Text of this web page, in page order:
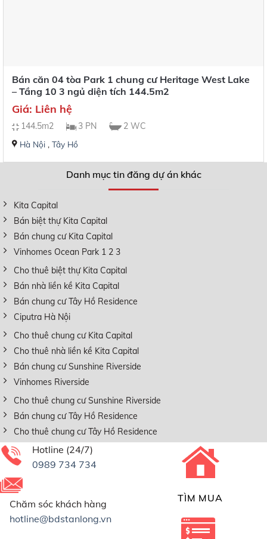
Bán căn 04 tòa Park 1 chung cư Heritage West Lake
– Tầng 10 3 ngủ diện tích 144.5m2
Giá: Liên hệ
144.5m2 3 PN 2 WC
Hà Nội, Tây Hồ
Danh mục tin đăng dự án khác
Kita Capital
Bán biệt thự Kita Capital
Bán chung cư Kita Capital
Vinhomes Ocean Park 1 2 3
Cho thuê biệt thự Kita Capital
Bán nhà liền kề Kita Capital
Bán chung cư Tây Hồ Residence
Ciputra Hà Nội
Cho thuê chung cư Kita Capital
Cho thuê nhà liền kề Kita Capital
Bán chung cư Sunshine Riverside
Vinhomes Riverside
Cho thuê chung cư Sunshine Riverside
Bán chung cư Tây Hồ Residence
Cho thuê chung cư Tây Hồ Residence
Hotline (24/7)
0989 734 734
Chăm sóc khách hàng
hotline@bdstanlong.vn
TÌM MUA